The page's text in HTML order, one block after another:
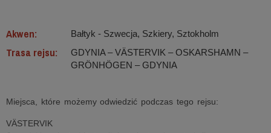
Akwen: Bałtyk ‐ Szwecja, Szkiery, Sztokholm
Trasa rejsu:
GDYNIA – VӒSTERVIK – OSKARSHAMN –
GRÖNHÖGEN – GDYNIA
Miejsca, które możemy odwiedzić podczas tego rejsu:
VÄSTERVIK